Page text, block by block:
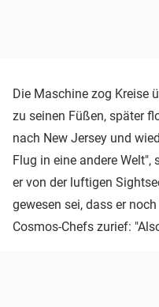
Die Maschine zog Kreise
zu seinen Füßen, später
nach New Jersey und
Flug in eine andere Welt",
er von der luftigen
gewesen sei, dass er
Cosmos-Chefs zurief: